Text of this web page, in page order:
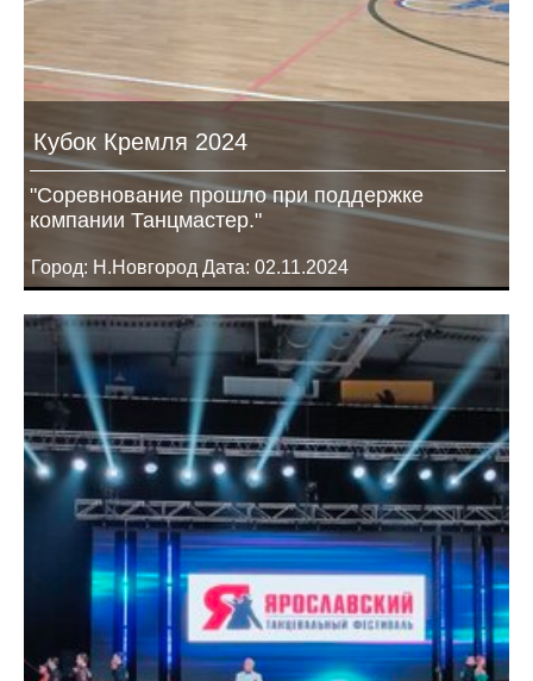
Кубок Кремля 2024
"Соревнование прошло при поддержке
компании Танцмастер."
Город: Н.Новгород Дата: 02.11.2024